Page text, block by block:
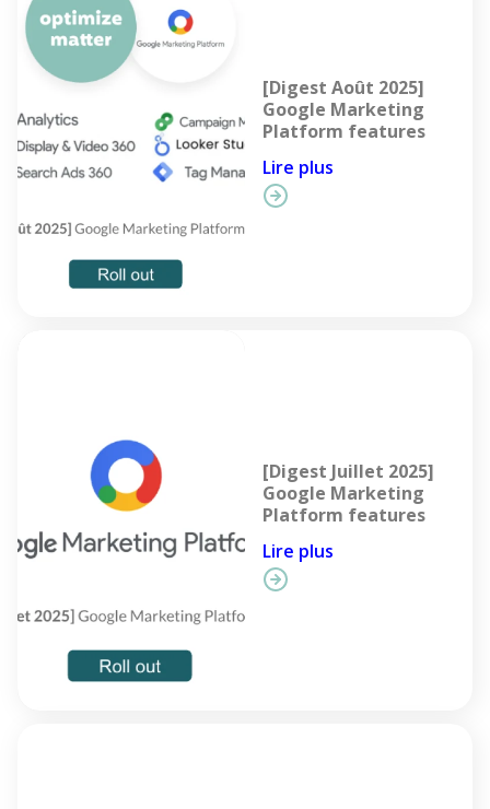
[Digest Août 2025]
Google Marketing
Platform features
Lire plus
[Digest Juillet 2025]
Google Marketing
Platform features
Lire plus